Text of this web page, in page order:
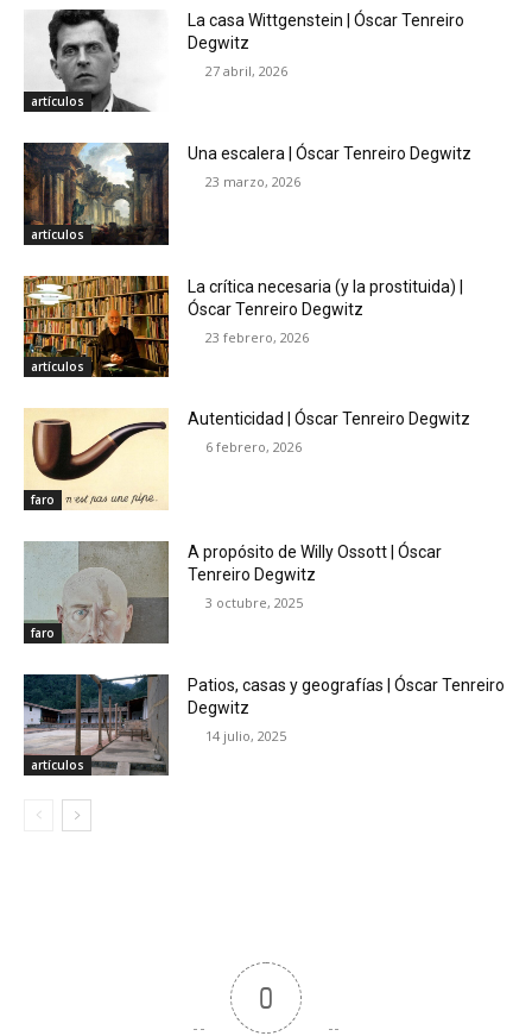
artículos
La casa Wittgenstein | Óscar Tenreiro
Degwitz
27 abril, 2026
artículos
Una escalera | Óscar Tenreiro Degwitz
23 marzo, 2026
artículos
La crítica necesaria (y la prostituida) |
Óscar Tenreiro Degwitz
23 febrero, 2026
faro
Autenticidad | Óscar Tenreiro Degwitz
6 febrero, 2026
faro
A propósito de Willy Ossott | Óscar
Tenreiro Degwitz
3 octubre, 2025
artículos
Patios, casas y geografías | Óscar Tenreiro
Degwitz
14 julio, 2025
0